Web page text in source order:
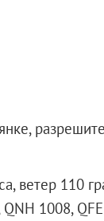
ветер 110
1008,